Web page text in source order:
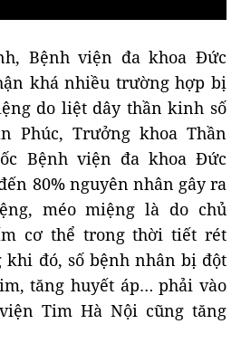
Bệnh viện đa khoa Đức
khá nhiều trường hợp bị
do liệt dây thần kinh số
Phúc, Trưởng khoa Thần
Bệnh viện đa khoa Đức
80% nguyên nhân gây ra
méo miệng là do chủ
cơ thể trong thời tiết rét
khi đó, số bệnh nhân bị đột
tăng huyết áp… phải vào
Tim Hà Nội cũng tăng